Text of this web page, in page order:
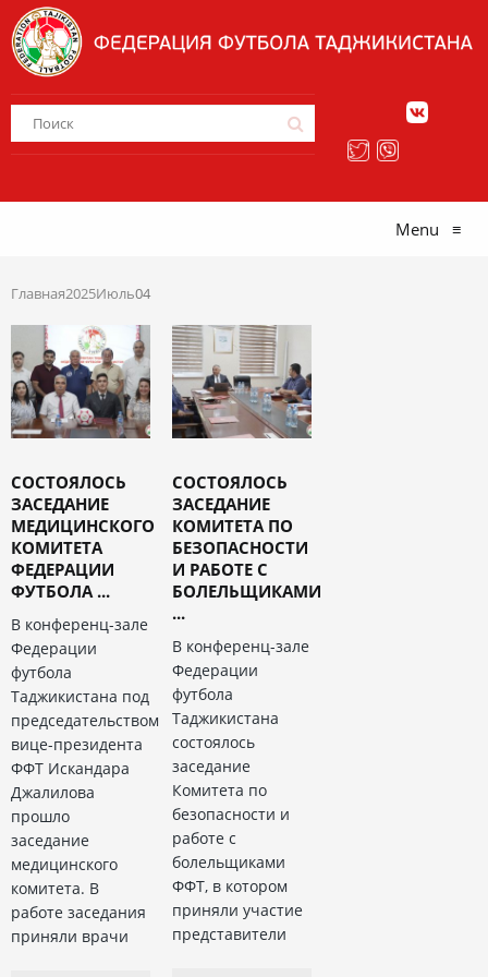
Menu ≡
Главная2025Июль04
СОСТОЯЛОСЬ
ЗАСЕДАНИЕ
МЕДИЦИНСКОГО
КОМИТЕТА
ФЕДЕРАЦИИ
ФУТБОЛА ...
В конференц-зале
Федерации
футбола
Таджикистана под
председательством
вице-президента
ФФТ Искандара
Джалилова
прошло
заседание
медицинского
комитета. В
работе заседания
приняли врачи
СОСТОЯЛОСЬ
ЗАСЕДАНИЕ
КОМИТЕТА ПО
БЕЗОПАСНОСТИ
И РАБОТЕ С
БОЛЕЛЬЩИКАМИ
...
В конференц-зале
Федерации
футбола
Таджикистана
состоялось
заседание
Комитета по
безопасности и
работе с
болельщиками
ФФТ, в котором
приняли участие
представители